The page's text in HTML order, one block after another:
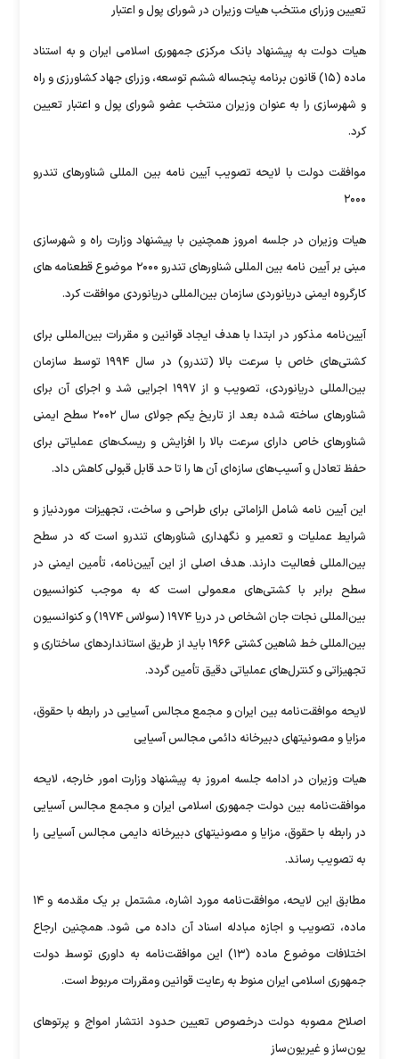
تعیین وزرای منتخب هیات وزیران در شورای پول و اعتبار
هیات دولت به پیشنهاد بانک مرکزی جمهوری اسلامی ایران و به استناد
ماده (۱۵) قانون برنامه پنجساله ششم توسعه، وزرای جهاد کشاورزی و راه
و شهرسازی را به عنوان وزیران منتخب عضو شورای پول و اعتبار تعیین
کرد.
موافقت دولت با لایحه تصویب آیین نامه بین المللی شناورهای تندرو
۲۰۰۰
هیات وزیران در جلسه امروز همچنین با پیشنهاد وزارت راه و شهرسازی
مبنی بر آیین نامه بین المللی شناورهای تندرو ۲۰۰۰ موضوع قطعنامه های
کارگروه ایمنی دریانوردی سازمان بین‌المللی دریانوردی موافقت کرد.
آیین‌نامه مذکور در ابتدا با هدف ایجاد قوانین و مقررات بین‌المللی برای
کشتی‌های خاص با سرعت بالا (تندرو) در سال ۱۹۹۴ توسط سازمان
بین‌المللی دریانوردی، تصویب و از ۱۹۹۷ اجرایی شد و اجرای آن برای
شناورهای ساخته شده بعد از تاریخ یکم جولای سال ۲۰۰۲ سطح ایمنی
شناورهای خاص دارای سرعت بالا را افزایش و ریسک‌های عملیاتی برای
حفظ تعادل و آسیب‌های سازه‌ای آن ها را تا حد قابل قبولی کاهش داد.
این آیین نامه شامل الزاماتی برای طراحی و ساخت، تجهیزات موردنیاز و
شرایط عملیات و تعمیر و نگهداری شناورهای تندرو است که در سطح
بین‌المللی فعالیت دارند. هدف اصلی از این آیین‌نامه، تأمین ایمنی در
سطح برابر با کشتی‌های معمولی است که به موجب کنوانسیون
بین‌المللی نجات جان اشخاص در دریا ۱۹۷۴ (سولاس ۱۹۷۴) و کنوانسیون
بین‌المللی خط شاهین کشتی ۱۹۶۶ باید از طریق استانداردهای ساختاری و
تجهیزاتی و کنترل‌های عملیاتی دقیق تأمین گردد.
لایحه موافقت‌نامه بین ایران و مجمع مجالس آسیایی در رابطه با حقوق،
مزایا و مصونیت‏های دبیرخانه دائمی مجالس آسیایی
هیات وزیران در ادامه جلسه امروز به پیشنهاد وزارت امور خارجه، لایحه
موافقت‌نامه بین دولت جمهوری اسلامی ایران و مجمع مجالس آسیایی
در رابطه با حقوق، مزایا و مصونیت‏های دبیرخانه دایمی مجالس آسیایی را
به تصویب رساند.
مطابق این لایحه، موافقت‌نامه مورد اشاره، مشتمل بر یک مقدمه و ۱۴
ماده، تصویب و اجازه مبادله اسناد آن داده می شود. همچنین ارجاع
اختلافات موضوع ماده (۱۳) این موافقت‌نامه به داوری توسط دولت
جمهوری اسلامی ایران منوط به رعایت قوانین ومقررات مربوط است.
اصلاح مصوبه دولت درخصوص تعیین حدود انتشار امواج و پرتوهای
یون‌ساز و غیریون‌ساز